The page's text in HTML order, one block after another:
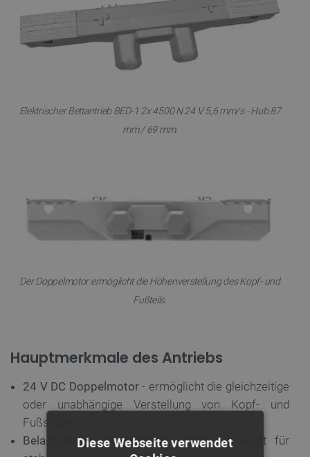
Elektrischer Bettantrieb BED-1 2x 4500 N 24 V 5,6 mm/s - Hub 87
mm / 69 mm.
Der Doppelmotor ermöglicht die Höhenverstellung des Kopf- und
Fußteils.
Hauptmerkmale des Antriebs
24 V DC Doppelmotor- ermöglicht die gleichzeitige
oder unabhängige Verstellung von Kopf- und
Fußstütze
Belastbarkeit 2× 4500 N- hohe Hubkraft für
Diese Webseite verwendet